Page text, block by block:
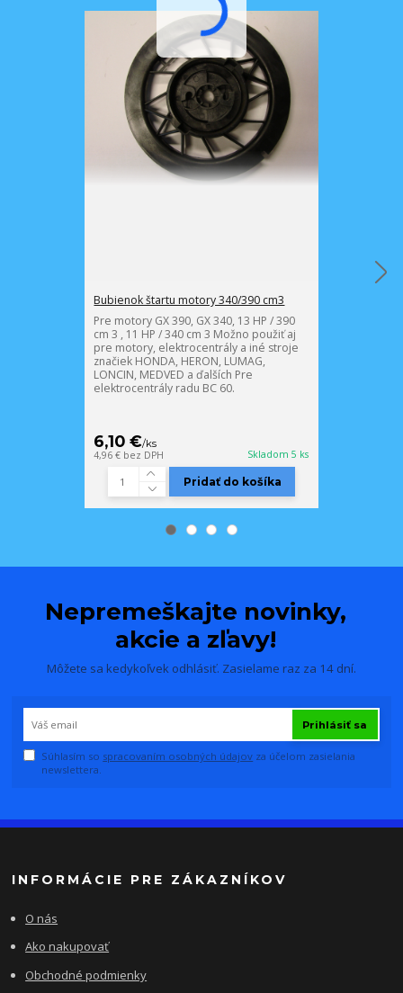
Bubienok štartu motory 340/390 cm3
Pre motory GX 390, GX 340, 13 HP / 390
cm 3 , 11 HP / 340 cm 3 Možno použiť aj
pre motory, elektrocentrály a iné stroje
značiek HONDA, HERON, LUMAG,
LONCIN, MEDVED a ďalších Pre
elektrocentrály radu BC 60.
6,10 €/ks
4,96 € bez DPH Skladom 5 ks
Pridať do košíka
Nepremeškajte novinky,
akcie a zľavy!
Môžete sa kedykoľvek odhlásiť. Zasielame raz za 14 dní.
Prihlásiť sa
Súhlasím so spracovaním osobných údajov za účelom zasielania
newslettera.
INFORMÁCIE PRE ZÁKAZNÍKOV
O nás
Ako nakupovať
Obchodné podmienky